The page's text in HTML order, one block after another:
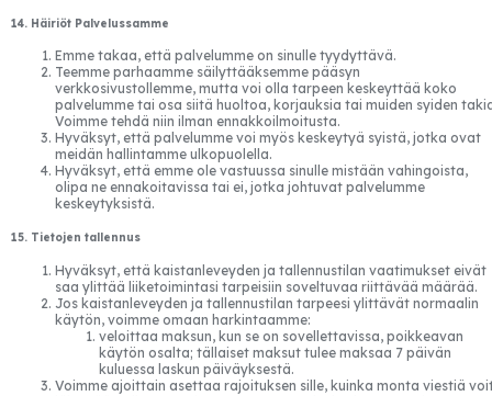
14. Häiriöt Palvelussamme
Emme takaa, että palvelumme on sinulle tyydyttävä.
Teemme parhaamme säilyttääksemme pääsyn
verkkosivustollemme, mutta voi olla tarpeen keskeyttää koko
palvelumme tai osa siitä huoltoa, korjauksia tai muiden syiden
Voimme tehdä niin ilman ennakkoilmoitusta.
Hyväksyt, että palvelumme voi myös keskeytyä syistä, jotka ovat
meidän hallintamme ulkopuolella.
Hyväksyt, että emme ole vastuussa sinulle mistään vahingoista,
olipa ne ennakoitavissa tai ei, jotka johtuvat palvelumme
keskeytyksistä.
15. Tietojen tallennus
Hyväksyt, että kaistanleveyden ja tallennustilan vaatimukset eivät
saa ylittää liiketoimintasi tarpeisiin soveltuvaa riittävää määrää.
Jos kaistanleveyden ja tallennustilan tarpeesi ylittävät normaalin
käytön, voimme omaan harkintaamme:
veloittaa maksun, kun se on sovellettavissa, poikkeavan
käytön osalta; tällaiset maksut tulee maksaa 7 päivän
kuluessa laskun päiväyksestä.
Voimme ajoittain asettaa rajoituksen sille, kuinka monta viestiä